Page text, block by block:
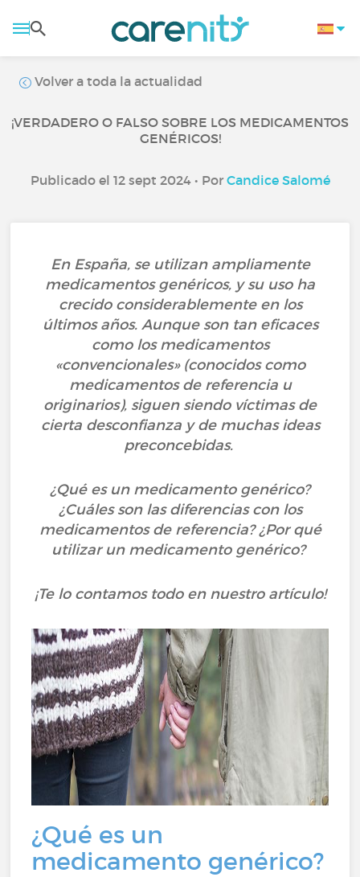
Volver a toda la actualidad
¡VERDADERO O FALSO SOBRE LOS MEDICAMENTOS
GENÉRICOS!
Publicado el 12 sept 2024 • Por Candice Salomé
En España, se utilizan ampliamente
medicamentos genéricos, y su uso ha
crecido considerablemente en los
últimos años. Aunque son tan eficaces
como los medicamentos
«convencionales» (conocidos como
medicamentos de referencia u
originarios), siguen siendo víctimas de
cierta desconfianza y de muchas ideas
preconcebidas.
¿Qué es un medicamento genérico?
¿Cuáles son las diferencias con los
medicamentos de referencia? ¿Por qué
utilizar un medicamento genérico?
¡Te lo contamos todo en nuestro artículo!
¿Qué es un
medicamento genérico?